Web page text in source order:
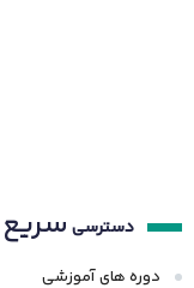
دسترسی سریع
دوره های آموزشی